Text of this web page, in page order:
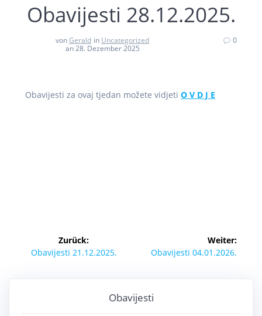
Obavijesti 28.12.2025.
vonGerald in Uncategorized
an 28. Dezember 2025
0
Obavijesti za ovaj tjedan možete vidjeti O V D J E
Zurück:
Obavijesti 21.12.2025.
Weiter:
Obavijesti 04.01.2026.
Obavijesti